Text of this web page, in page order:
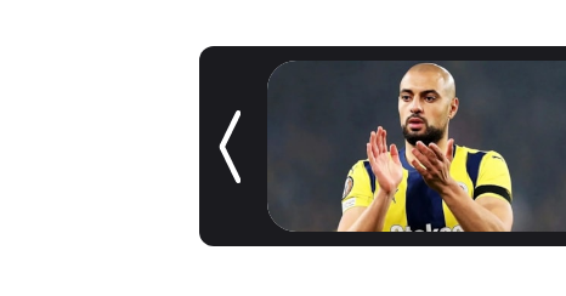
Salah'a kavuştu!